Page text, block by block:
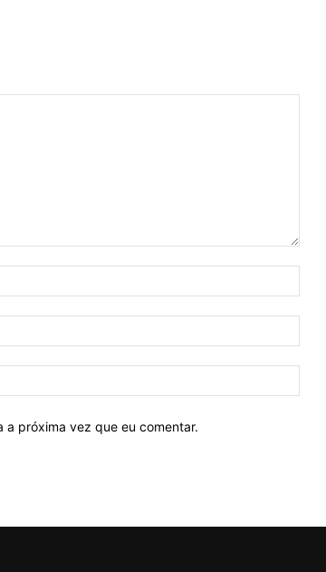
mail:*
a próxima vez que eu comentar.